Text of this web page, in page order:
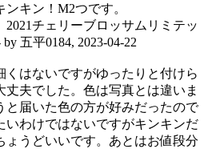
キン！M2つです。
チェリーブロッサムリミテッ
by 五平0184, 2023-04-22
くはないですがゆったりと付けら
夫でした。色は写真とは違いま
と届いた色の方が好みだったので
いわけではないですがキンキンだ
ょうどいいです。あとはお値段分